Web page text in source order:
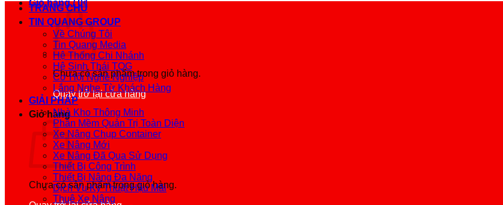
Giỏ hàng /0₫
Chưa có sản phẩm trong giỏ hàng.
Quay trở lại cửa hàng
Giỏ hàng
Chưa có sản phẩm trong giỏ hàng.
TRANG CHỦ
TIN QUANG GROUP
Về Chúng Tôi
Tin Quang Media
Hệ Thống Chi Nhánh
Hệ Sinh Thái TQG
Cơ Hội Nghề Nghiệp
Lắng Nghe Từ Khách Hàng
GIẢI PHÁP
Nhà Kho Thông Minh
Phần Mềm Quản Trị Toàn Diện
Xe Nâng Chụp Container
Xe Nâng Mới
Xe Nâng Đã Qua Sử Dụng
Thiết Bị Công Trình
Thiết Bị Nâng Đa Năng
Dịch Vụ Kỹ Thuật Hậu Mãi
Thuê Xe Nâng